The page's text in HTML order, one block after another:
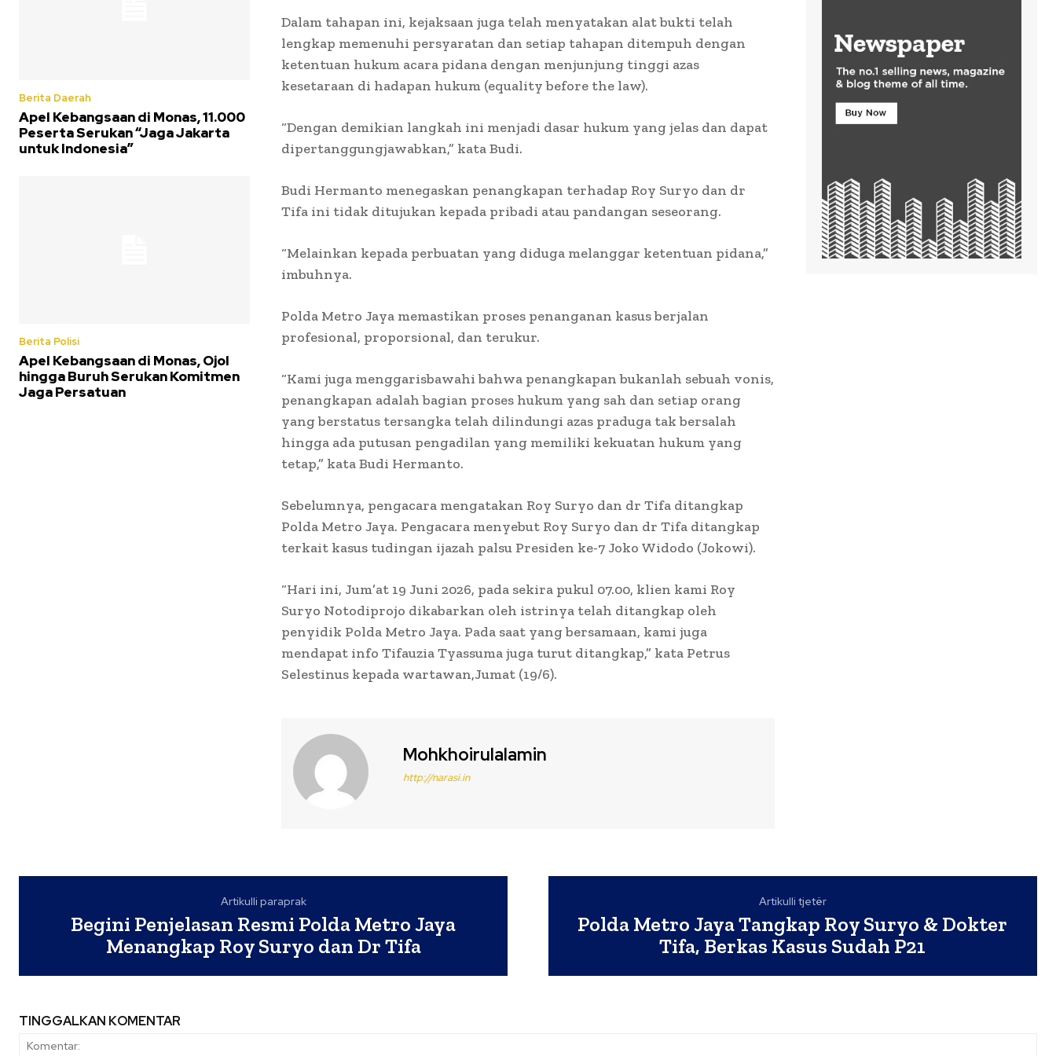
Berita Daerah
Apel Kebangsaan di Monas, 11.000
Peserta Serukan “Jaga Jakarta
untuk Indonesia”
Berita Polisi
Apel Kebangsaan di Monas, Ojol
hingga Buruh Serukan Komitmen
Jaga Persatuan
Dalam tahapan ini, kejaksaan juga telah menyatakan alat bukti telah
lengkap memenuhi persyaratan dan setiap tahapan ditempuh dengan
ketentuan hukum acara pidana dengan menjunjung tinggi azas
kesetaraan di hadapan hukum (equality before the law).
“Dengan demikian langkah ini menjadi dasar hukum yang jelas dan dapat
dipertanggungjawabkan,” kata Budi.
Budi Hermanto menegaskan penangkapan terhadap Roy Suryo dan dr
Tifa ini tidak ditujukan kepada pribadi atau pandangan seseorang.
“Melainkan kepada perbuatan yang diduga melanggar ketentuan pidana,”
imbuhnya.
Polda Metro Jaya memastikan proses penanganan kasus berjalan
profesional, proporsional, dan terukur.
“Kami juga menggarisbawahi bahwa penangkapan bukanlah sebuah vonis,
penangkapan adalah bagian proses hukum yang sah dan setiap orang
yang berstatus tersangka telah dilindungi azas praduga tak bersalah
hingga ada putusan pengadilan yang memiliki kekuatan hukum yang
tetap,” kata Budi Hermanto.
Sebelumnya, pengacara mengatakan Roy Suryo dan dr Tifa ditangkap
Polda Metro Jaya. Pengacara menyebut Roy Suryo dan dr Tifa ditangkap
terkait kasus tudingan ijazah palsu Presiden ke-7 Joko Widodo (Jokowi).
“Hari ini, Jum’at 19 Juni 2026, pada sekira pukul 07.00, klien kami Roy
Suryo Notodiprojo dikabarkan oleh istrinya telah ditangkap oleh
penyidik Polda Metro Jaya. Pada saat yang bersamaan, kami juga
mendapat info Tifauzia Tyassuma juga turut ditangkap,” kata Petrus
Selestinus kepada wartawan,Jumat (19/6).
Mohkhoirulalamin
http://narasi.in
Artikulli paraprak
Begini Penjelasan Resmi Polda Metro Jaya
Menangkap Roy Suryo dan Dr Tifa
Artikulli tjetër
Polda Metro Jaya Tangkap Roy Suryo & Dokter
Tifa, Berkas Kasus Sudah P21
TINGGALKAN KOMENTAR